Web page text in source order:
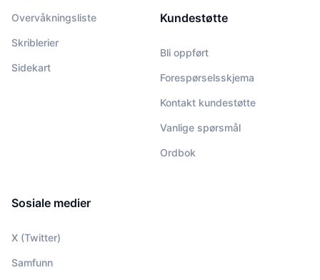
Overvåkningsliste
Skriblerier
Sidekart
Kundestøtte
Bli oppført
Forespørselsskjema
Kontakt kundestøtte
Vanlige spørsmål
Ordbok
Sosiale medier
X (Twitter)
Samfunn